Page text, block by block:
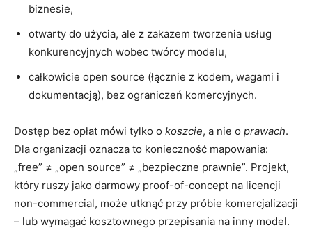
biznesie,
otwarty do użycia, ale z zakazem tworzenia usług
konkurencyjnych wobec twórcy modelu,
całkowicie open source (łącznie z kodem, wagami i
dokumentacją), bez ograniczeń komercyjnych.
Dostęp bez opłat mówi tylko o koszcie, a nie o prawach.
Dla organizacji oznacza to konieczność mapowania:
„free” ≠ „open source” ≠ „bezpieczne prawnie”. Projekt,
który ruszy jako darmowy proof-of-concept na licencji
non-commercial, może utknąć przy próbie komercjalizacji
– lub wymagać kosztownego przepisania na inny model.